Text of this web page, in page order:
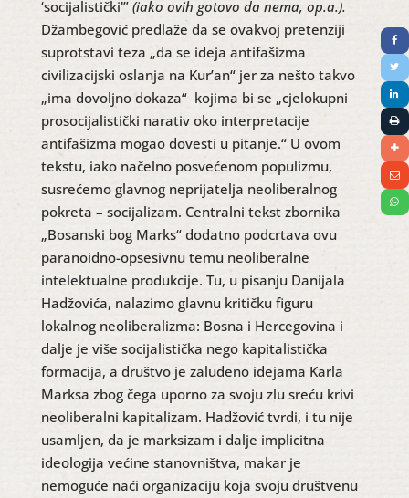
‘socijalistički'” (iako ovih gotovo da nema, op.a.).
Džambegović predlaže da se ovakvoj pretenziji
suprotstavi teza „da se ideja antifašizma
civilizacijski oslanja na Kur’an“ jer za nešto takvo
„ima dovoljno dokaza“ kojima bi se „cjelokupni
prosocijalistički narativ oko interpretacije
antifašizma mogao dovesti u pitanje.“ U ovom
tekstu, iako načelno posvećenom populizmu,
susrećemo glavnog neprijatelja neoliberalnog
pokreta – socijalizam. Centralni tekst zbornika
„Bosanski bog Marks“ dodatno podcrtava ovu
paranoidno-opsesivnu temu neoliberalne
intelektualne produkcije. Tu, u pisanju Danijala
Hadžovića, nalazimo glavnu kritičku figuru
lokalnog neoliberalizma: Bosna i Hercegovina i
dalje je više socijalistička nego kapitalistička
formacija, a društvo je zaluđeno idejama Karla
Marksa zbog čega uporno za svoju zlu sreću krivi
neoliberalni kapitalizam. Hadžović tvrdi, i tu nije
usamljen, da je marksizam i dalje implicitna
ideologija većine stanovništva, makar je
nemoguće naći organizaciju koja svoju društvenu